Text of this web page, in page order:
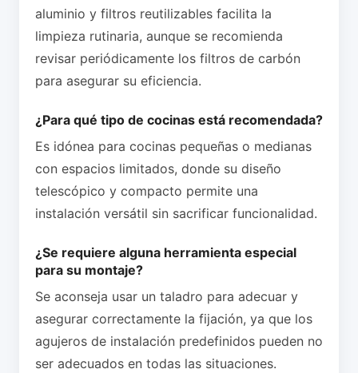
aluminio y filtros reutilizables facilita la
limpieza rutinaria, aunque se recomienda
revisar periódicamente los filtros de carbón
para asegurar su eficiencia.
¿Para qué tipo de cocinas está recomendada?
Es idónea para cocinas pequeñas o medianas
con espacios limitados, donde su diseño
telescópico y compacto permite una
instalación versátil sin sacrificar funcionalidad.
¿Se requiere alguna herramienta especial
para su montaje?
Se aconseja usar un taladro para adecuar y
asegurar correctamente la fijación, ya que los
agujeros de instalación predefinidos pueden no
ser adecuados en todas las situaciones.